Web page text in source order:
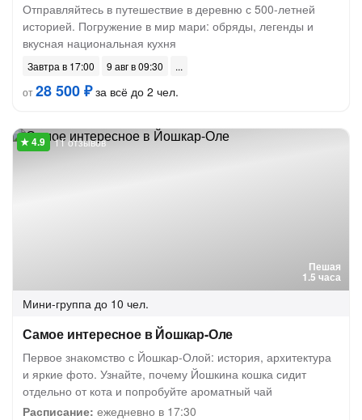
Отправляйтесь в путешествие в деревню с 500-летней
историей. Погружение в мир мари: обряды, легенды и
вкусная национальная кухня
Завтра в 17:00
9 авг в 09:30
от28 500 ₽за всё до 2 чел.
Пешая
1.5 часа
11 отзывов
Мини-группа до 10 чел.
Самое интересное в Йошкар-Оле
Первое знакомство с Йошкар-Олой: история, архитектура
и яркие фото. Узнайте, почему Йошкина кошка сидит
отдельно от кота и попробуйте ароматный чай
Расписание: ежедневно в 17:30